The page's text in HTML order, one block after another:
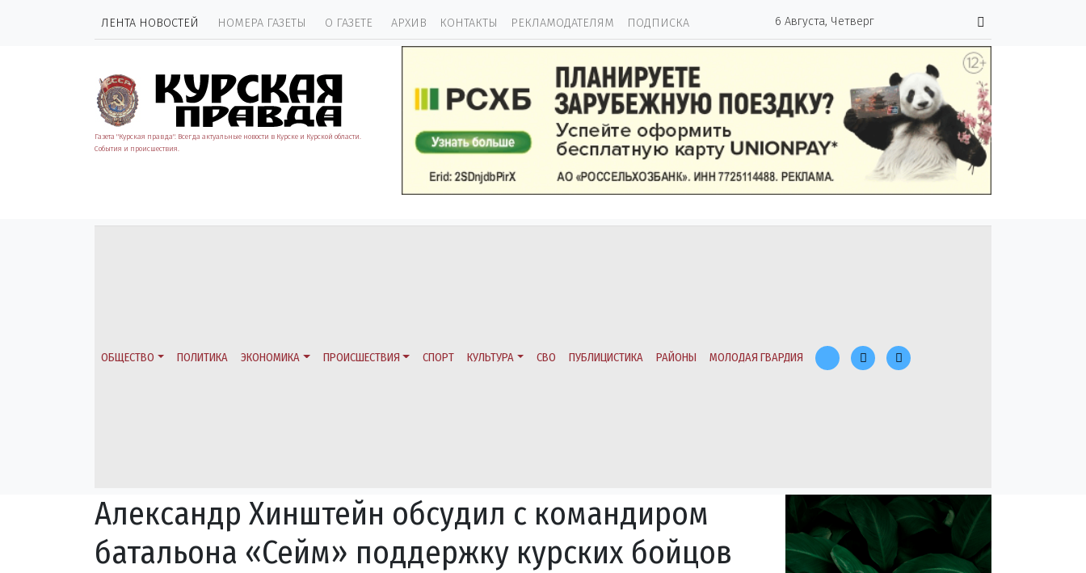
ЛЕНТА НОВОСТЕЙ НОМЕРА ГАЗЕТЫ О ГАЗЕТЕ АРХИВ КОНТАКТЫ РЕКЛАМОДАТЕЛЯМ ПОДПИСКА 6 Августа, Четверг
Газета "Курская правда". Всегда актуальные новости в Курске и Курской области.
События и происшествия.
ОБЩЕСТВО ПОЛИТИКА ЭКОНОМИКА ПРОИСШЕСТВИЯ СПОРТ КУЛЬТУРА СВО ПУБЛИЦИСТИКА РАЙОНЫ МОЛОДАЯ ГВАРДИЯ
Александр Хинштейн обсудил с командиром
батальона «Сейм» поддержку курских бойцов